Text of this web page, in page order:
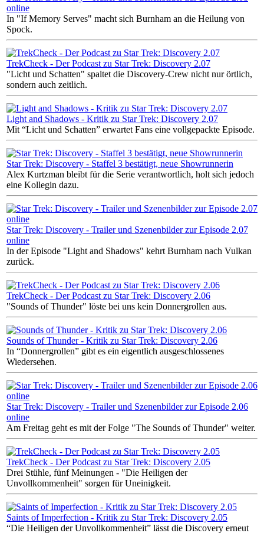
online
In "If Memory Serves" macht sich Burnham an die Heilung von
Spock.
TrekCheck - Der Podcast zu Star Trek: Discovery 2.07
"Licht und Schatten" spaltet die Discovery-Crew nicht nur örtlich,
sondern auch zeitlich.
Light and Shadows - Kritik zu Star Trek: Discovery 2.07
Mit “Licht und Schatten” erwartet Fans eine vollgepackte Episode.
Star Trek: Discovery - Staffel 3 bestätigt, neue Showrunnerin
Alex Kurtzman bleibt für die Serie verantwortlich, holt sich jedoch
eine Kollegin dazu.
Star Trek: Discovery - Trailer und Szenenbilder zur Episode 2.07
online
In der Episode "Light and Shadows" kehrt Burnham nach Vulkan
zurück.
TrekCheck - Der Podcast zu Star Trek: Discovery 2.06
"Sounds of Thunder" löste bei uns kein Donnergrollen aus.
Sounds of Thunder - Kritik zu Star Trek: Discovery 2.06
In “Donnergrollen” gibt es ein eigentlich ausgeschlossenes
Wiedersehen.
Star Trek: Discovery - Trailer und Szenenbilder zur Episode 2.06
online
Am Freitag geht es mit der Folge "The Sounds of Thunder" weiter.
TrekCheck - Der Podcast zu Star Trek: Discovery 2.05
Drei Stühle, fünf Meinungen - "Die Heiligen der
Unvollkommenheit" sorgen für Uneinigkeit.
Saints of Imperfection - Kritik zu Star Trek: Discovery 2.05
“Die Heiligen der Unvollkommenheit” lässt die Discovery erneut